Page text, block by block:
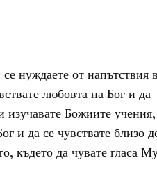
нуждаете от напътствия в
любовта на Бог и да
изучавате Божиите
и да се чувствате близо
където да чувате гласа